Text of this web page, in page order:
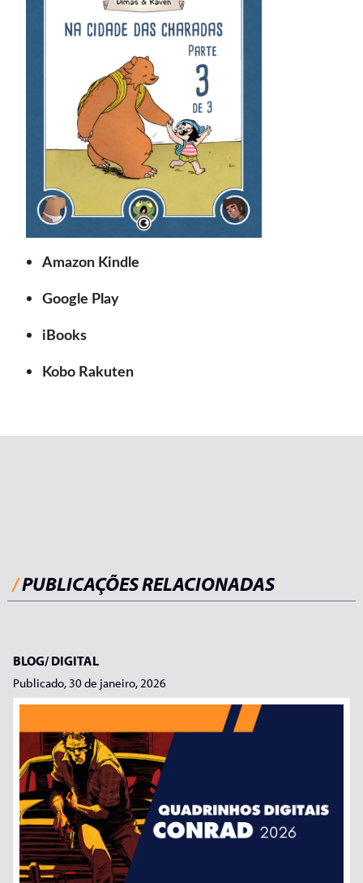
Amazon Kindle
Google Play
iBooks
Kobo Rakuten
/PUBLICAÇÕES RELACIONADAS
BLOG/DIGITAL
Publicado, 30 de janeiro, 2026